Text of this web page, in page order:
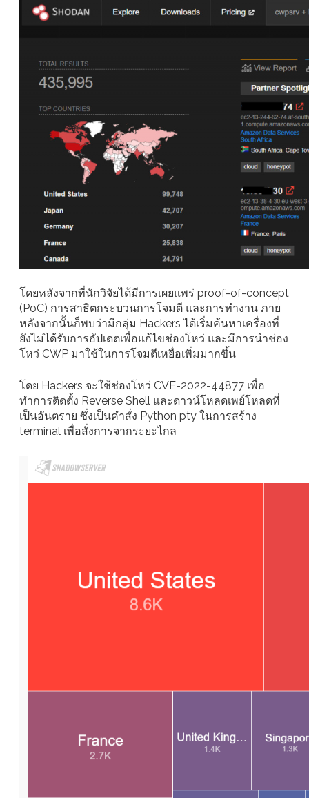
โดยหลังจากที่นักวิจัยได้มีการเผยแพร่ proof-of-concept
(PoC) การสาธิตกระบวนการโจมตี และการทำงาน ภาย
หลังจากนั้นก็พบว่ามีกลุ่ม Hackers ได้เริ่มค้นหาเครื่องที่
ยังไม่ได้รับการอัปเดตเพื่อแก้ไขช่องโหว่ และมีการนำช่อง
โหว่ CWP มาใช้ในการโจมตีเหยื่อเพิ่มมากขึ้น
โดย Hackers จะใช้ช่องโหว่ CVE-2022-44877 เพื่อ
ทำการติดตั้ง Reverse Shell และดาวน์โหลดเพย์โหลดที่
เป็นอันตราย ซึ่งเป็นคำสั่ง Python pty ในการสร้าง
terminal เพื่อสั่งการจากระยะไกล